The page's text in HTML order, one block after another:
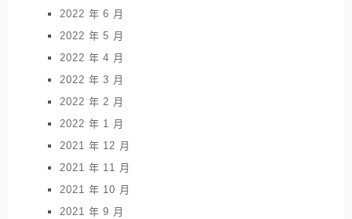
2022 年 6 月
2022 年 5 月
2022 年 4 月
2022 年 3 月
2022 年 2 月
2022 年 1 月
2021 年 12 月
2021 年 11 月
2021 年 10 月
2021 年 9 月